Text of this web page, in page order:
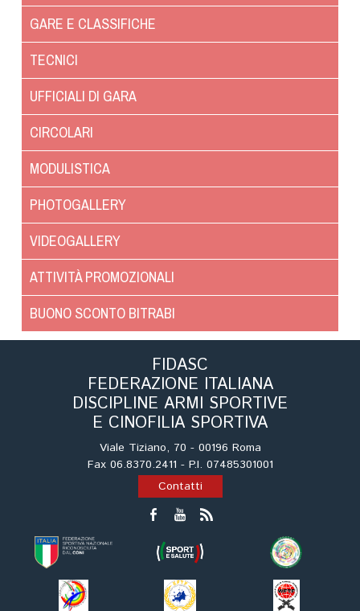
GARE E CLASSIFICHE
TECNICI
UFFICIALI DI GARA
CIRCOLARI
MODULISTICA
PHOTOGALLERY
VIDEOGALLERY
ATTIVITÀ PROMOZIONALI
BUONO SCONTO BITRABI
FIDASC
FEDERAZIONE ITALIANA
DISCIPLINE ARMI SPORTIVE
E CINOFILIA SPORTIVA
Viale Tiziano, 70 - 00196 Roma
Fax 06.8370.2411 - P.I. 07485301001
Contatti